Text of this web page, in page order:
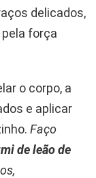
delicados,
força
o corpo, a
e aplicar
Faço
de leão de